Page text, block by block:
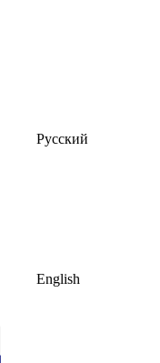
Русский
English